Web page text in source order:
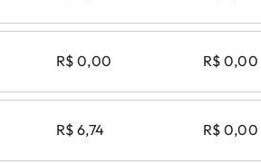
R$ 0,00 R$ 0,00
R$ 6,74 R$ 0,00